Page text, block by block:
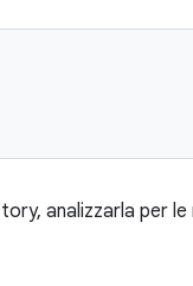
analizzarla per le